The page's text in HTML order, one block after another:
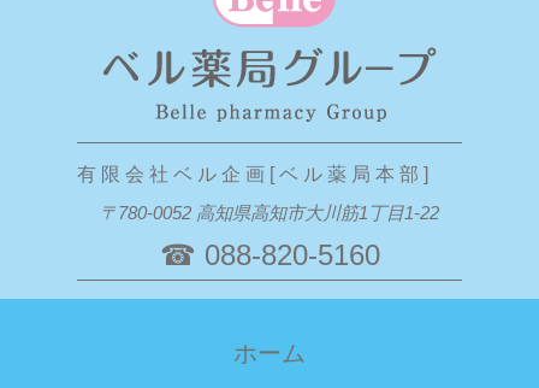
有 限 会 社 ベ ル 企 画 [ ベ ル 薬 局 本 部 ]
〒780-0052 高知県高知市大川筋1丁目1-22
☎ 088-820-5160
ホーム